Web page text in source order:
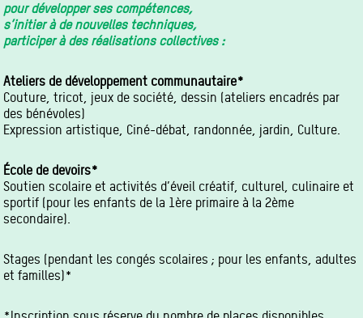
pour développer ses compétences,
s’initier à de nouvelles techniques,
participer à des réalisations collectives :
Ateliers de développement communautaire*
Couture, tricot, jeux de société, dessin (ateliers encadrés par
des bénévoles)
Expression artistique, Ciné-débat, randonnée, jardin, Culture.
École de devoirs*
Soutien scolaire et activités d’éveil créatif, culturel, culinaire et
sportif (pour les enfants de la 1ère primaire à la 2ème
secondaire).
Stages (pendant les congés scolaires ; pour les enfants, adultes
et familles)*